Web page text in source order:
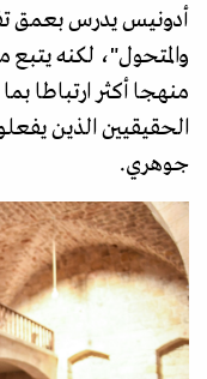
أدونيس يدرس بعمق
والمتحول"، لكنه يتبع
منهجا أكثر ارتباطا
الحقيقيين الذين
جوهري.